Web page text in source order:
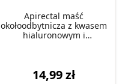
Apirectal maść
okołoodbytnicza z kwasem
hialuronowym i
14,99 zł